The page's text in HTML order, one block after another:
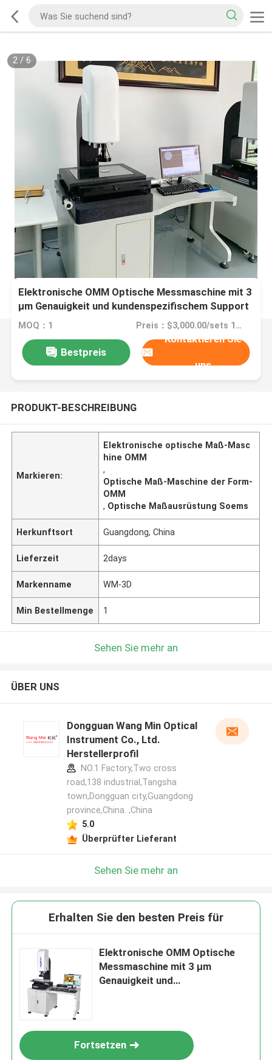
2/ 6
Elektronische OMM Optische Messmaschine mit 3
µm Genauigkeit und kundenspezifischem Support
für Schneidwerkzeug-OEM
MOQ：1 Preis：$3,000.00/sets 1-1 sets
Bestpreis
Kontaktieren Sie
uns
PRODUKT-BESCHREIBUNG
Markieren:
Elektronische optische Maß-Masc
hine OMM
,
Optische Maß-Maschine der Form-
OMM
, Optische Maßausrüstung Soems
Herkunftsort Guangdong, China
Lieferzeit 2days
Markenname WM-3D
Min Bestellmenge 1
Sehen Sie mehr an
ÜBER UNS
Dongguan Wang Min Optical
Instrument Co., Ltd.
Herstellerprofil
NO.1 Factory,Two cross
road,138 industrial,Tangsha
town,Dongguan city,Guangdong
province,China. ,China
5.0
Überprüfter Lieferant
Sehen Sie mehr an
Erhalten Sie den besten Preis für
Elektronische OMM Optische
Messmaschine mit 3 µm
Genauigkeit und
Fortsetzen